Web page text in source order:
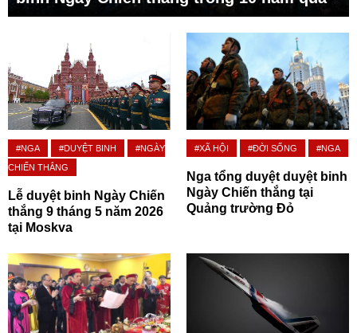
#NGA #DUYỆT BINH
#NGÀY
CHIẾN THẮNG
Lễ duyệt binh Ngày Chiến
thắng 9 tháng 5 năm 2026
tại Moskva
#XÃ HỘI #ĐỜI SỐNG #NGA
Nga tổng duyệt duyệt binh
Ngày Chiến thắng tại
Quảng trường Đỏ